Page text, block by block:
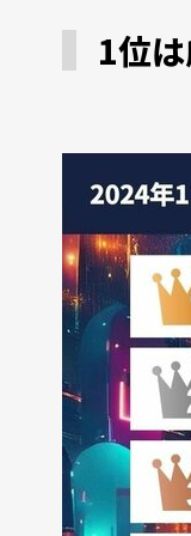
1位